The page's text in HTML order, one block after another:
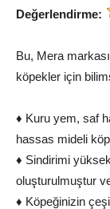
Değerlendirme:
Bu, Mera
köpekler için
♦ Kuru yem, saf
hassas mideli
♦ Sindirimi
oluşturulmuştur
♦ Köpeğinizin